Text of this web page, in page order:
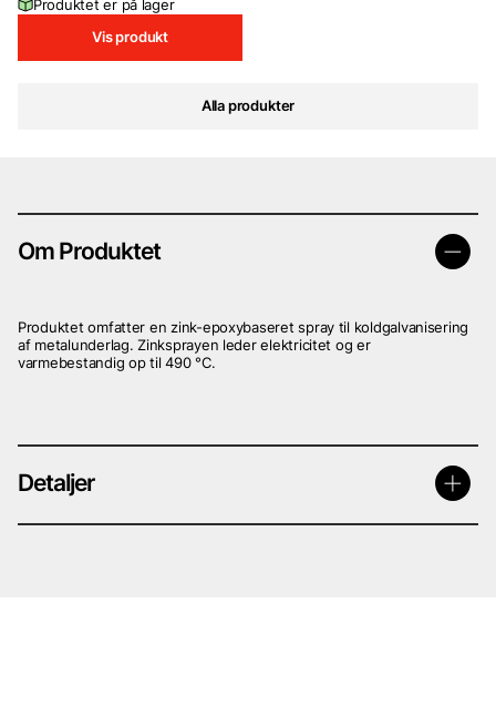
Alla produkter
was:
Produktet er på lager
Vis produkt
Om Produktet
Produktet omfatter en zink-epoxybaseret spray til koldgalvanisering
af metalunderlag. Zinksprayen leder elektricitet og er
varmebestandig op til 490 °C.
Detaljer